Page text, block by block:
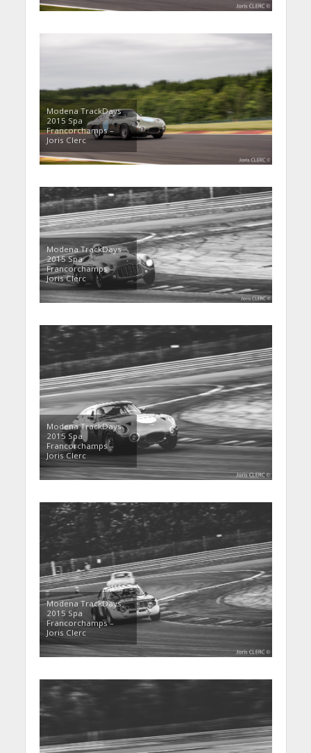
Modena TrackDays
2015 Spa
Francorchamps –
Joris Clerc
Modena TrackDays
2015 Spa
Francorchamps –
Joris Clerc
Modena TrackDays
2015 Spa
Francorchamps –
Joris Clerc
Modena TrackDays
2015 Spa
Francorchamps –
Joris Clerc